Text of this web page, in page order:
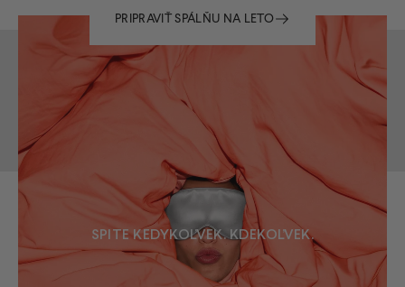
PRIPRAVIŤ SPÁLŇU NA LETO
SPITE KEDYKOĽVEK. KDEKOĽVEK.